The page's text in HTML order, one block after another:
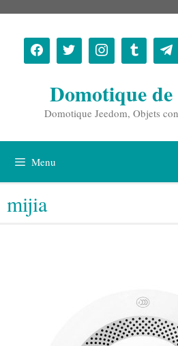
contenu
Domotique
Domotique Jeedom, Objets
Menu
mijia